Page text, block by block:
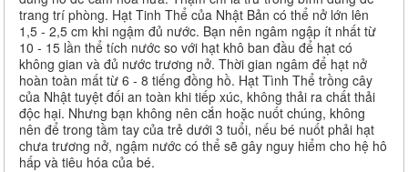
trang trí phòng. Hạt Tinh Thể của Nhật Bản có thể nở lớn lên
1,5 - 2,5 cm khi ngậm đủ nước. Bạn nên ngâm ngập ít nhất từ
10 - 15 lần thể tích nước so với hạt khô ban đầu để hạt có
không gian và đủ nước trương nở. Thời gian ngâm để hạt nở
hoàn toàn mất từ 6 - 8 tiếng đồng hồ. Hạt Tình Thể trồng cây
của Nhật tuyệt đối an toàn khi tiếp xúc, không thải ra chất thải
độc hại. Nhưng bạn không nên cắn hoặc nuốt chúng, không
nên để trong tầm tay của trẻ dưới 3 tuổi, nếu bé nuốt phải hạt
chưa trương nở, ngậm nước có thể sẽ gây nguy hiểm cho hệ hô
hấp và tiêu hóa của bé.